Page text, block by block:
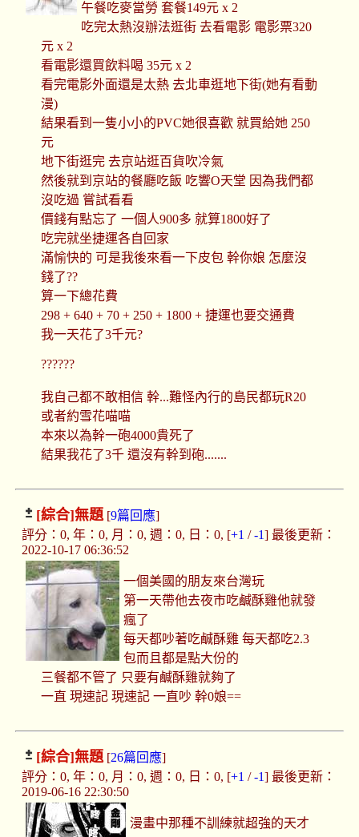
午餐吃麥當勞 套餐149元 x 2
吃完太熱沒辦法逛街 去看電影 電影票320
元 x 2
看電影還買飲料喝 35元 x 2
看完電影外面還是太熱 去北車逛地下街(她有看動
漫)
結果看到一隻小小的PVC她很喜歡 就買給她 250
元
地下街逛完 去京站逛百貨吹冷氣
然後就到京站的餐廳吃飯 吃響O天堂 因為我們都
沒吃過 嘗試看看
價錢有點忘了 一個人900多 就算1800好了
吃完就坐捷運各自回家
滿愉快的 可是我後來看一下皮包 幹你娘 怎麼沒
錢了??
算一下總花費
298 + 640 + 70 + 250 + 1800 + 捷運也要交通費
我一天花了3千元?
??????
我自己都不敢相信 幹...難怪內行的島民都玩R20
或者約雪花喵喵
本來以為幹一砲4000貴死了
結果我花了3千 還沒有幹到砲.......
[綜合]無題[9篇回應]
評分：0, 年：0, 月：0, 週：0, 日：0, [+1 /-1] 最後更新：
2022-10-17 06:36:52
一個美國的朋友來台灣玩
第一天帶他去夜市吃鹹酥雞他就發
瘋了
每天都吵著吃鹹酥雞 每天都吃2.3
包而且都是點大份的
三餐都不管了 只要有鹹酥雞就夠了
一直 現速記 現速記 一直吵 幹0娘==
[綜合]無題[26篇回應]
評分：0, 年：0, 月：0, 週：0, 日：0, [+1 /-1] 最後更新：
2019-06-16 22:30:50
漫畫中那種不訓練就超強的天才